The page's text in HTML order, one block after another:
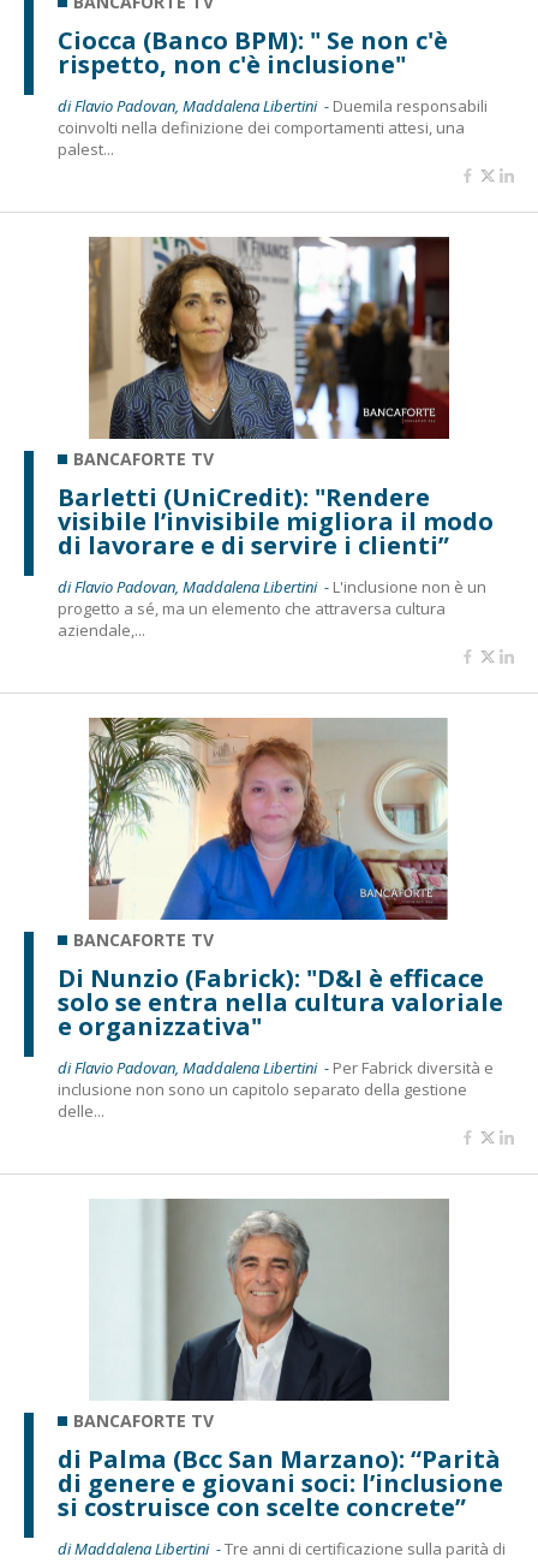
Ciocca (Banco BPM): " Se non c'è
rispetto, non c'è inclusione"
di Flavio Padovan, Maddalena Libertini - Duemila responsabili
coinvolti nella definizione dei comportamenti attesi, una
palest...
BANCAFORTE TV
Barletti (UniCredit): "Rendere
visibile l’invisibile migliora il modo
di lavorare e di servire i clienti”
di Flavio Padovan, Maddalena Libertini - L'inclusione non è un
progetto a sé, ma un elemento che attraversa cultura
aziendale,...
BANCAFORTE TV
Di Nunzio (Fabrick): "D&I è efficace
solo se entra nella cultura valoriale
e organizzativa"
di Flavio Padovan, Maddalena Libertini - Per Fabrick diversità e
inclusione non sono un capitolo separato della gestione
delle...
BANCAFORTE TV
di Palma (Bcc San Marzano): “Parità
di genere e giovani soci: l’inclusione
si costruisce con scelte concrete”
di Maddalena Libertini -Tre anni di certificazione sulla parità di